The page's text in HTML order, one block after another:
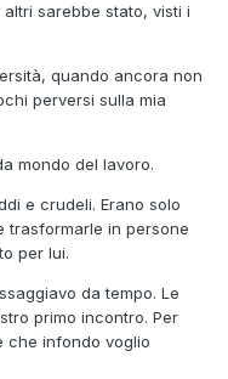
sarebbe stato, visti i
quando ancora non
perversi sulla mia
mondo del lavoro.
e crudeli. Erano solo
trasformarle in persone
per lui.
da tempo. Le
primo incontro. Per
che infondo voglio